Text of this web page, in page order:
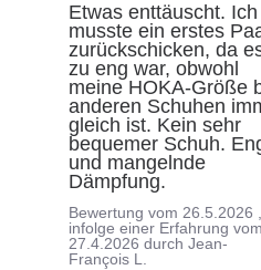
Etwas enttäuscht. Ich
musste ein erstes
zurückschicken, da
zu eng war, obwohl
meine HOKA-Größe
anderen Schuhen
gleich ist. Kein sehr
bequemer Schuh.
und mangelnde
Dämpfung.
Bewertung vom26.5.2026
infolge einer Erfahrung
27.4.2026 durchJean-
François L.